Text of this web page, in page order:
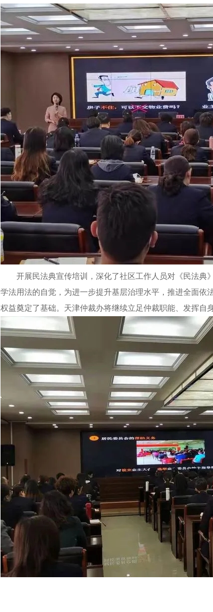
开展民法典宣传培训，深化了社区工作人员对《民法典
学法用法的自觉，为进一步提升基层治理水平，推进全面依
权益奠定了基础。天津仲裁办将继续立足仲裁职能、发挥自